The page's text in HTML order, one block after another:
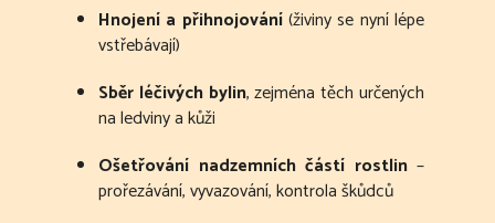
Hnojení a přihnojování(živiny se nyní lépe
vstřebávají)
Sběr léčivých bylin, zejména těch určených
na ledviny a kůži
Ošetřování nadzemních částí rostlin–
prořezávání, vyvazování, kontrola škůdců